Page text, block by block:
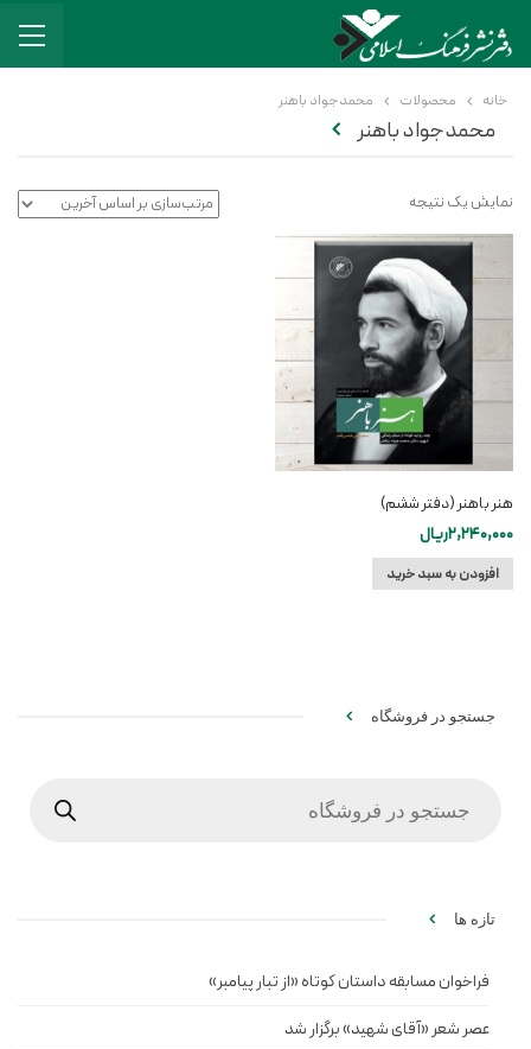
خانه محصولات محمدجواد باهنر
محمدجواد باهنر
نمایش یک نتیجه
هنر باهنر (دفتر ششم)
2,240,000ریال
افزودن به سبد خرید
جستجو در فروشگاه
تازه ها
فراخوان مسابقه داستان کوتاه «از تبار پیامبر»
عصر شعر «آقای شهید» برگزار شد